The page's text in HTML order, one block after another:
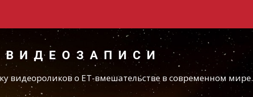
ВИДЕОЗАПИСИ
видеороликов о ЕТ-вмешательстве в современном мире.